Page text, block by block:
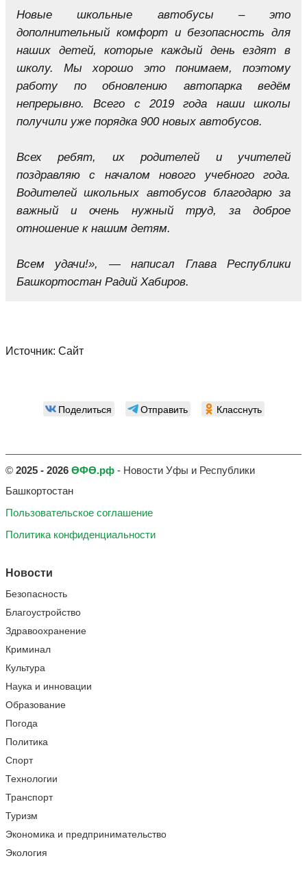
Новые школьные автобусы – это
дополнительный комфорт и безопасность для
наших детей, которые каждый день ездят в
школу. Мы хорошо это понимаем, поэтому
работу по обновлению автопарка ведём
непрерывно. Всего с 2019 года наши школы
получили уже порядка 900 новых автобусов.
Всех ребят, их родителей и учителей
поздравляю с началом нового учебного года.
Водителей школьных автобусов благодарю за
важный и очень нужный труд, за доброе
отношение к нашим детям.
Всем удачи!», — написал Глава Республики
Башкортостан Радий Хабиров.
Источник: Сайт
Поделиться Отправить Класснуть
© 2025 - 2026 ӨФӨ.рф - Новости Уфы и Республики
Башкортостан
Пользовательское соглашение
Политика конфиденциальности
Новости
Безопасность
Благоустройство
Здравоохранение
Криминал
Культура
Наука и инновации
Образование
Погода
Политика
Спорт
Технологии
Транспорт
Туризм
Экономика и предпринимательство
Экология